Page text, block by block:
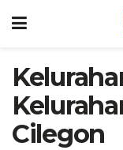
Cilegon